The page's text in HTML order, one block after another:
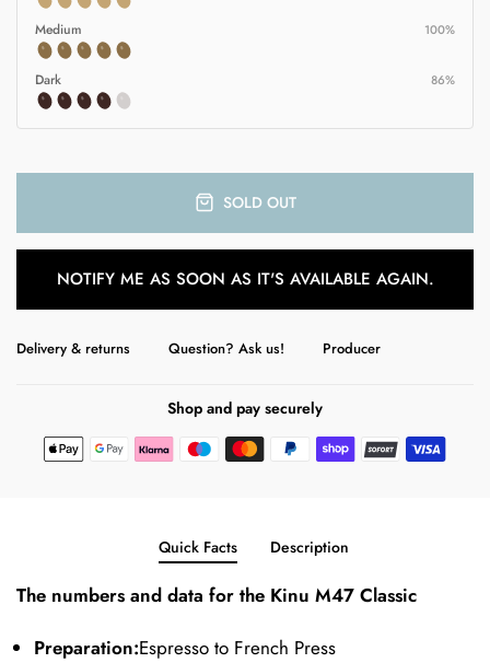
Medium 100%
Dark 86%
SOLD OUT
NOTIFY ME AS SOON AS IT'S AVAILABLE AGAIN.
Delivery & returns Question? Ask us! Producer
Shop and pay securely
Quick Facts Description
The numbers and data for the Kinu M47 Classic
Preparation:Espresso to French Press